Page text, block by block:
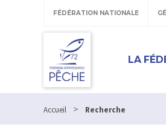
FÉDÉRATION NATIONALE
LA
Accueil > Recherche